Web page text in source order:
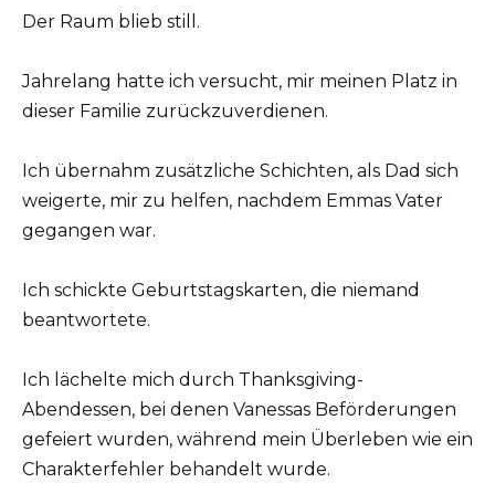
Der Raum blieb still.
Jahrelang hatte ich versucht, mir meinen Platz in
dieser Familie zurückzuverdienen.
Ich übernahm zusätzliche Schichten, als Dad sich
weigerte, mir zu helfen, nachdem Emmas Vater
gegangen war.
Ich schickte Geburtstagskarten, die niemand
beantwortete.
Ich lächelte mich durch Thanksgiving-
Abendessen, bei denen Vanessas Beförderungen
gefeiert wurden, während mein Überleben wie ein
Charakterfehler behandelt wurde.